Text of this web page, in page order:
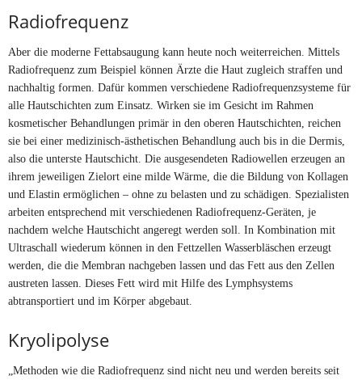
Radiofrequenz
Aber die moderne Fettabsaugung kann heute noch weiterreichen. Mittels
Radiofrequenz zum Beispiel können Ärzte die Haut zugleich straffen und
nachhaltig formen. Dafür kommen verschiedene Radiofrequenzsysteme für
alle Hautschichten zum Einsatz. Wirken sie im Gesicht im Rahmen
kosmetischer Behandlungen primär in den oberen Hautschichten, reichen
sie bei einer medizinisch-ästhetischen Behandlung auch bis in die Dermis,
also die unterste Hautschicht. Die ausgesendeten Radiowellen erzeugen an
ihrem jeweiligen Zielort eine milde Wärme, die die Bildung von Kollagen
und Elastin ermöglichen – ohne zu belasten und zu schädigen. Spezialisten
arbeiten entsprechend mit verschiedenen Radiofrequenz-Geräten, je
nachdem welche Hautschicht angeregt werden soll. In Kombination mit
Ultraschall wiederum können in den Fettzellen Wasserbläschen erzeugt
werden, die die Membran nachgeben lassen und das Fett aus den Zellen
austreten lassen. Dieses Fett wird mit Hilfe des Lymphsystems
abtransportiert und im Körper abgebaut.
Kryolipolyse
„Methoden wie die Radiofrequenz sind nicht neu und werden bereits seit